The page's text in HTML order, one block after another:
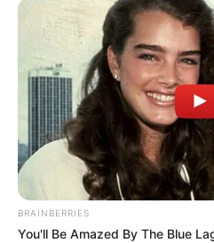
BRAINBERRIES
You'll Be Amazed By The Blue